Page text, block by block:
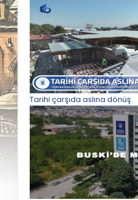
Tarihi çarşıda aslına dönüş